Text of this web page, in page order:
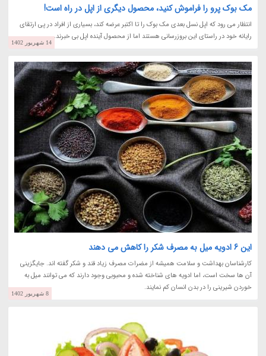
مک بوک پرو را فراموش کنید، محصول دیگری از اپل در راه است!
انتظار می رود که اپل نسل بعدی مک بوک را تا اکتبر عرضه کند، بسیاری از افراد در پی ارتقای
رایانه خود در راستای این بروزرسانی هستند اما از محصول آینده اپل بی خبرند.
14 شهریور 1402
این 6 ادویه میل به مصرف شکر را کاهش می دهند
کارشناسان بهداشت و سلامت همیشه از مضرات مصرف زیاد قند و شکر گفته اند. جایگزینی
آن ها سخت است، اما ادویه های شناخته شده و محبوبی وجود دارند که می توانند میل به
خوردن شیرینی را در بدن انسان کم نمایند.
8 شهریور 1402